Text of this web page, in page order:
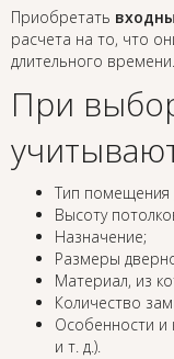
Приобретать
расчета на то, что
длительного времени.
При
Тип помещения
Высоту
Назначение;
Размеры
Материал, из
Количество
Особенности и
и т. д.).